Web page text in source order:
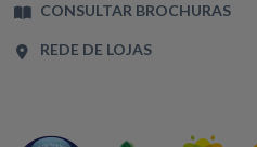
CONSULTAR BROCHURAS
REDE DE LOJAS